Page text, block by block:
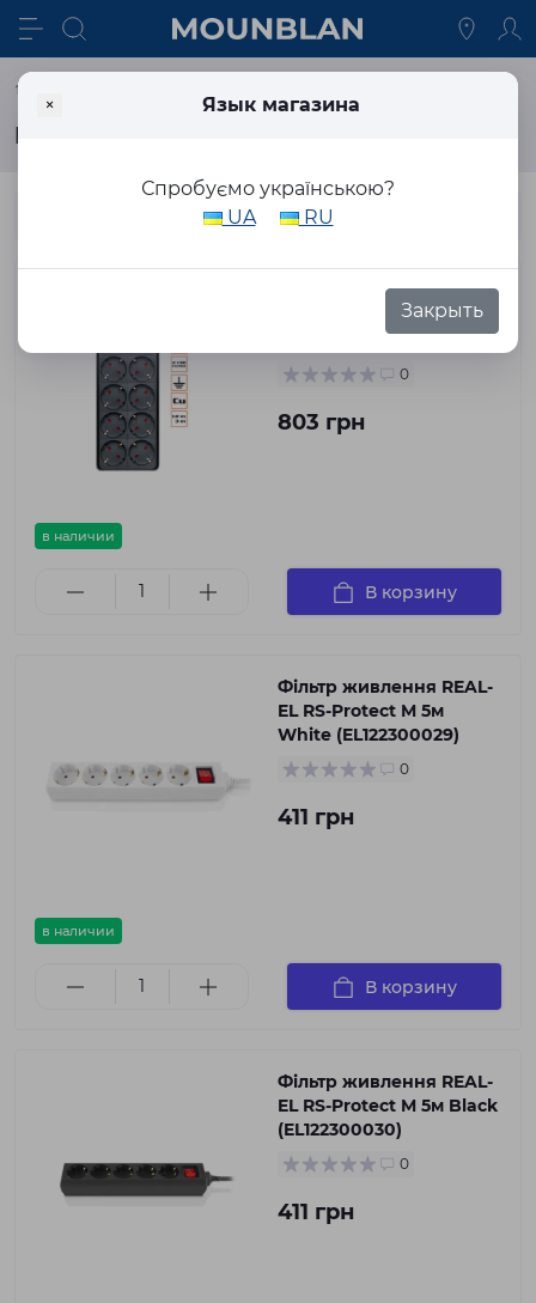
REAL-EL
× Язык магазина
Спробуємо українською?
UA
RU
Закрыть
в наличии
Фильтр питания REAL-
EL RS-8F Protect USB
0
803 грн
В корзину
в наличии
Фільтр живлення REAL-
EL RS-Protect M 5м
White (EL122300029)
0
411 грн
В корзину
Фільтр живлення REAL-
EL RS-Protect M 5м Black
(EL122300030)
0
411 грн